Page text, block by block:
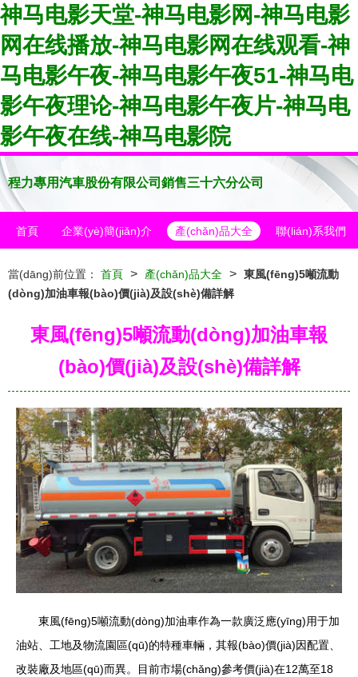
神马电影天堂-神马电影网-神马电影
网在线播放-神马电影网在线观看-神
马电影午夜-神马电影午夜51-神马电
影午夜理论-神马电影午夜片-神马电
影午夜在线-神马电影院
程力專用汽車股份有限公司銷售三十六分公司
首頁 企業(yè)簡(jiǎn)介 產(chǎn)品大全 聯(lián)系我們
當(dāng)前位置： 首頁 > 產(chǎn)品大全 > 東風(fēng)5噸流動
(dòng)加油車報(bào)價(jià)及設(shè)備詳解
東風(fēng)5噸流動(dòng)加油車報
(bào)價(jià)及設(shè)備詳解
東風(fēng)5噸流動(dòng)加油車作為一款廣泛應(yīng)用于加
油站、工地及物流園區(qū)的特種車輛，其報(bào)價(jià)因配置、
改裝廠及地區(qū)而異。目前市場(chǎng)參考價(jià)在12萬至18